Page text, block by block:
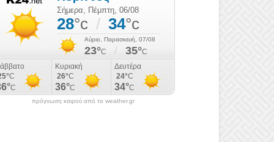
πρόγνωση καιρού από το weather.gr